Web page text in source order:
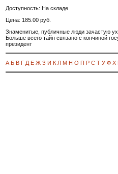
Доступность: На складе
Цена: 185.00 руб.
Знаменитые, публичные люди зачастую
Больше всего тайн связано с кончиной
президент
А Б В Г Д Е Ж З И К Л М Н О П Р С Т У Ф Х